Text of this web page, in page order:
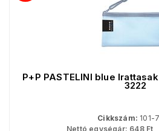
P+P PASTELINI blue
3222
Cikkszám: 101-
Nettó egységár: 648Ft